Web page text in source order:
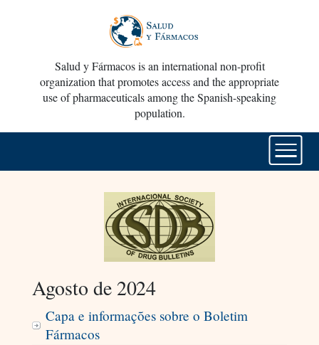
Salud y Fármacos is an international non-profit
organization that promotes access and the appropriate
use of pharmaceuticals among the Spanish-speaking
population.
Agosto de 2024
Capa e informações sobre o Boletim
Fármacos